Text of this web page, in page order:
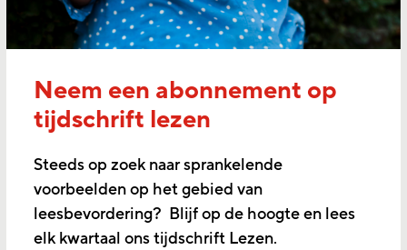
Neem een abonnement op
tijdschrift lezen
Steeds op zoek naar sprankelende
voorbeelden op het gebied van
leesbevordering? Blijf op de hoogte en lees
elk kwartaal ons tijdschrift Lezen.